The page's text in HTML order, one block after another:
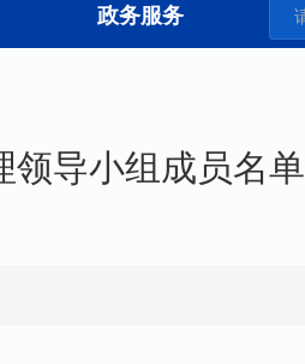
政务服务
领导小组成员名单